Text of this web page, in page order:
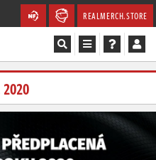
REALMERCH.STORE
2020